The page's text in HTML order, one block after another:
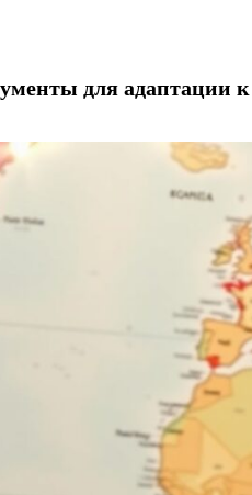
для адаптации